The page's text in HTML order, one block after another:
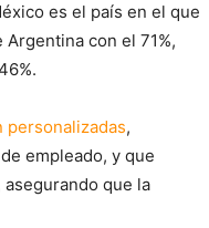
es el país en el que
con el 71%,
personalizadas,
empleado, y que
que la